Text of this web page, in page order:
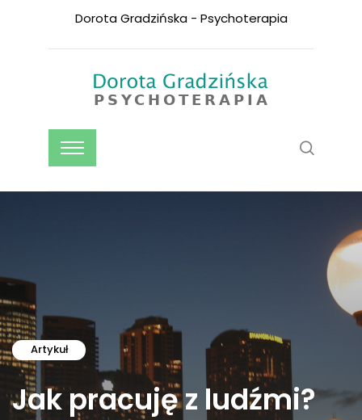
Dorota Gradzińska - Psychoterapia
Artykuł
Jak pracuję z ludźmi?